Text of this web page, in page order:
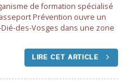
de formation spécialisé
Prévention ouvre un
des-Vosges dans une zone
LIRE CET ARTICLE